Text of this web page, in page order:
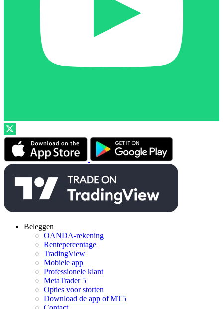
Beleggen
OANDA-rekening
Rentepercentage
TradingView
Mobiele app
Professionele klant
MetaTrader 5
Opties voor storten
Download de app of MT5
Contact